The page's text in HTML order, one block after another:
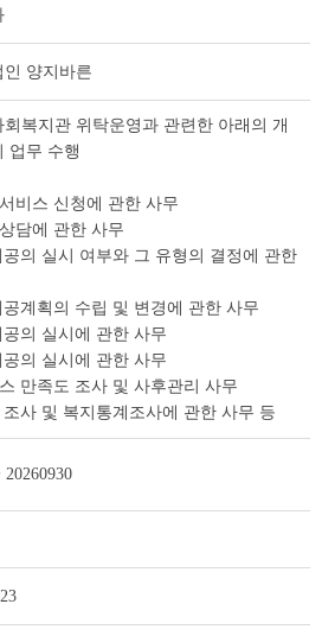
양지바른
복지관 위탁운영과 관련한 아래의 개
업무 수행
비스 신청에 관한 사무
담에 관한 사무
의 실시 여부와 그 유형의 결정에 관한
계획의 수립 및 변경에 관한 사무
의 실시에 관한 사무
의 실시에 관한 사무
만족도 조사 및 사후관리 사무
사 및 복지통계조사에 관한 사무 등
20260930